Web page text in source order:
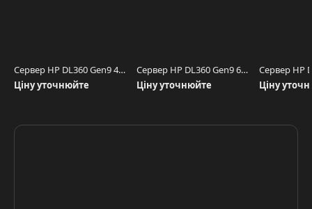
Сервер HP DL360 Gen9 4×3.5″
Ціну уточнюйте
Сервер HP DL360 Gen9 6×3.5″
Ціну уточнюйте
Ціну